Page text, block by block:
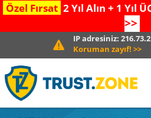
Özel Fırsat 2 Yıl Alın + 1 Yıl
>>
IP adresiniz:
Koruman zayıf! >>